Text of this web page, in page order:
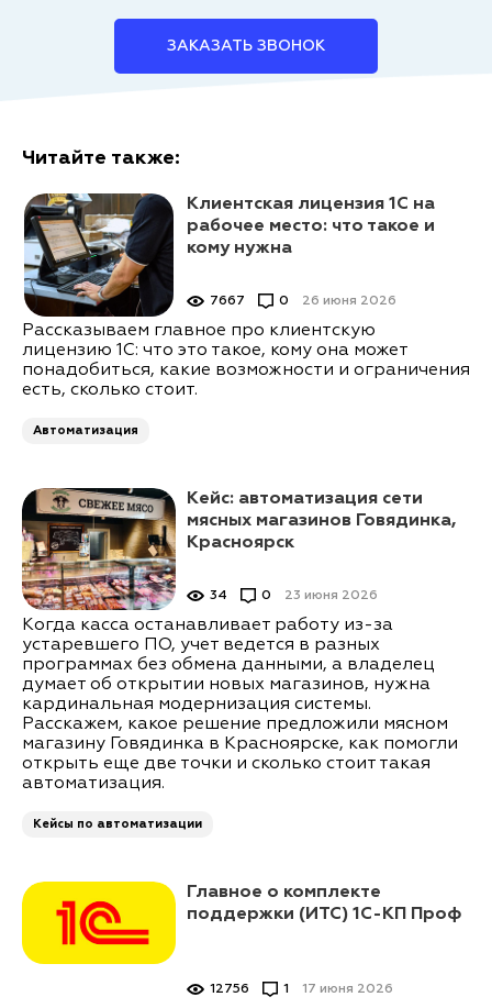
ЗАКАЗАТЬ ЗВОНОК
Читайте также:
Клиентская лицензия 1С на
рабочее место: что такое и
кому нужна
26 июня 2026
7667 0
Рассказываем главное про клиентскую
лицензию 1С: что это такое, кому она может
понадобиться, какие возможности и ограничения
есть, сколько стоит.
Автоматизация
Кейс: автоматизация сети
мясных магазинов Говядинка,
Красноярск
23 июня 2026
34 0
Когда касса останавливает работу из-за
устаревшего ПО, учет ведется в разных
программах без обмена данными, а владелец
думает об открытии новых магазинов, нужна
кардинальная модернизация системы.
Расскажем, какое решение предложили мясном
магазину Говядинка в Красноярске, как помогли
открыть еще две точки и сколько стоит такая
автоматизация.
Кейсы по автоматизации
Главное о комплекте
поддержки (ИТС) 1С-КП Проф
17 июня 2026
12756 1